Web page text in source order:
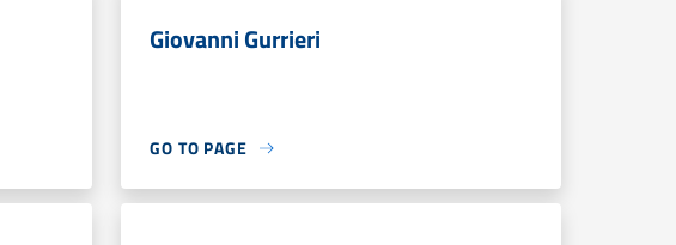
Giovanni Gurrieri
GO TO PAGE